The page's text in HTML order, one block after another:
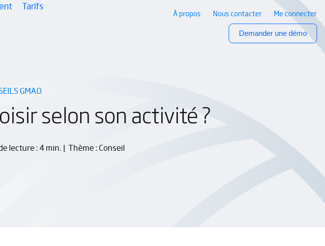
Tarifs
À propos Nous contacter Me connecter
Demander une démo
GMAO
selon son activité ?
lecture : 4 min. | Thème : Conseil